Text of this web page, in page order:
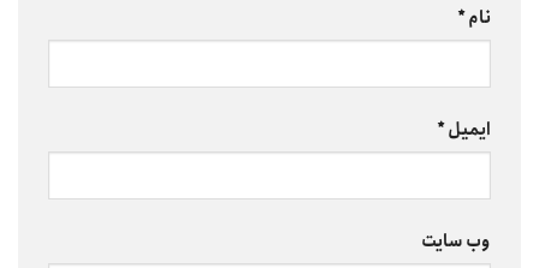
نام*
ایمیل*
وب‌ سایت